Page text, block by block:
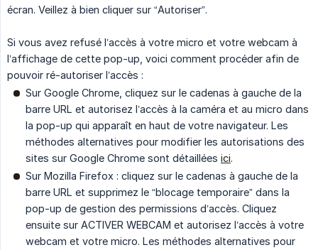
écran. Veillez à bien cliquer sur “Autoriser”.​
Si vous avez refusé l’accès à votre micro et votre webcam à
l’affichage de cette pop-up, voici comment procéder afin de
pouvoir ré-autoriser l’accès :
Sur Google Chrome, cliquez sur le cadenas à gauche de la
barre URL et autorisez l’accès à la caméra et au micro dans
la pop-up qui apparaît en haut de votre navigateur. Les
méthodes alternatives pour modifier les autorisations des
sites sur Google Chrome sont détaillées ici.
Sur Mozilla Firefox : cliquez sur le cadenas à gauche de la
barre URL et supprimez le “blocage temporaire” dans la
pop-up de gestion des permissions d’accès. Cliquez
ensuite sur ACTIVER WEBCAM et autorisez l’accès à votre
webcam et votre micro. Les méthodes alternatives pour